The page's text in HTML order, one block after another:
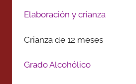
Elaboración y crianza
Crianza de 12 meses
Grado Alcohólico